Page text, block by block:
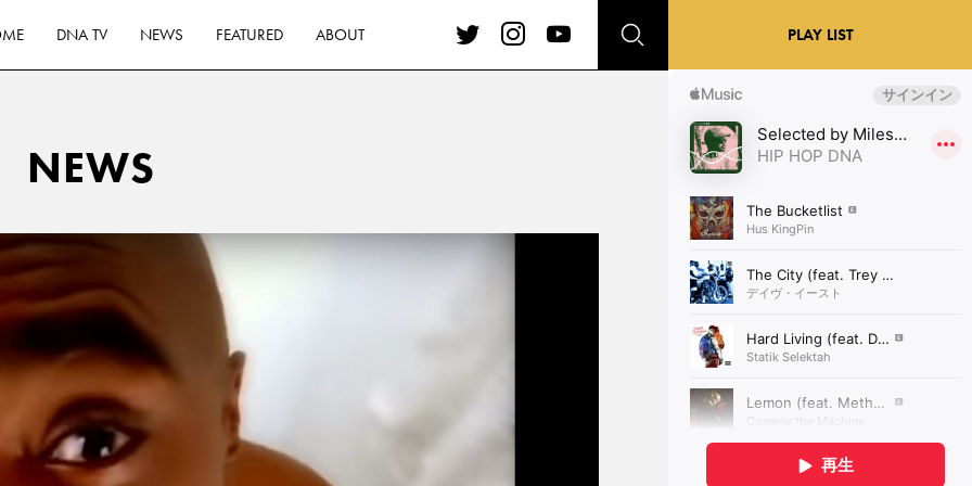
DNA TV NEWS FEATURED ABOUT
NEWS
PLAY LIST